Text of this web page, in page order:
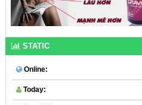
STATIC
Online:
Today: